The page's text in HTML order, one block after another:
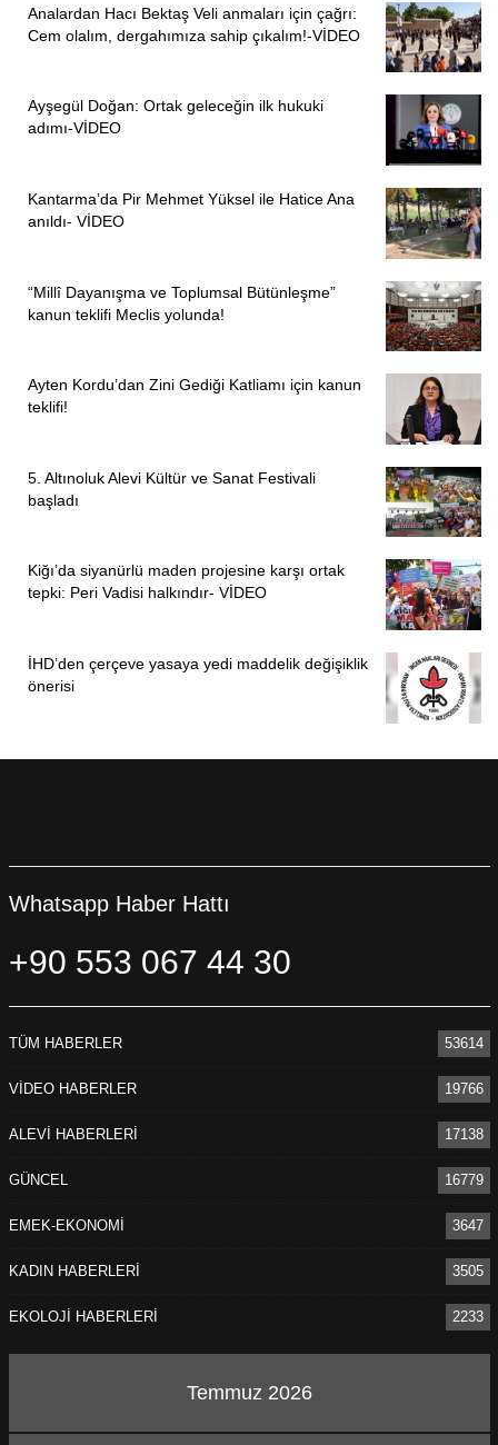
Analardan Hacı Bektaş Veli anmaları için çağrı:
Cem olalım, dergahımıza sahip çıkalım!-VİDEO
Ayşegül Doğan: Ortak geleceğin ilk hukuki
adımı-VİDEO
Kantarma’da Pir Mehmet Yüksel ile Hatice Ana
anıldı- VİDEO
“Millî Dayanışma ve Toplumsal Bütünleşme”
kanun teklifi Meclis yolunda!
Ayten Kordu’dan Zini Gediği Katliamı için kanun
teklifi!
5. Altınoluk Alevi Kültür ve Sanat Festivali
başladı
Kiğı’da siyanürlü maden projesine karşı ortak
tepki: Peri Vadisi halkındır- VİDEO
İHD’den çerçeve yasaya yedi maddelik değişiklik
önerisi
Whatsapp Haber Hattı
+90 553 067 44 30
TÜM HABERLER 53614
VİDEO HABERLER 19766
ALEVİ HABERLERİ 17138
GÜNCEL 16779
EMEK-EKONOMİ 3647
KADIN HABERLERİ 3505
EKOLOJİ HABERLERİ 2233
Temmuz 2026